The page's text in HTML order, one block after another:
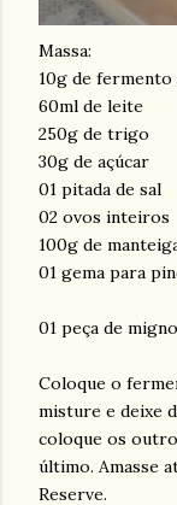
Massa:
10g de fermento
60ml de leite
250g de trigo
30g de açúcar
01 pitada de sal
02 ovos inteiros
100g de
01 gema para
01 peça de
Coloque o
misture e deixe
coloque os
último. Amasse
Reserve.